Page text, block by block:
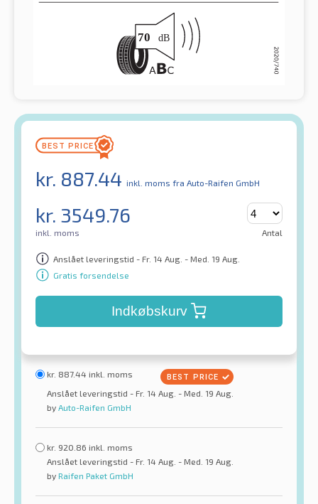
kr. 887.44 inkl. moms fra Auto-Raifen GmbH
kr. 3549.76
inkl. moms Antal
Anslået leveringstid - Fr. 14 Aug. - Med. 19 Aug.
Gratis forsendelse
Indkøbskurv
kr. 887.44 inkl. moms
Anslået leveringstid - Fr. 14 Aug. - Med. 19 Aug.
by Auto-Raifen GmbH
kr. 920.86 inkl. moms
Anslået leveringstid - Fr. 14 Aug. - Med. 19 Aug.
by Raifen Paket GmbH